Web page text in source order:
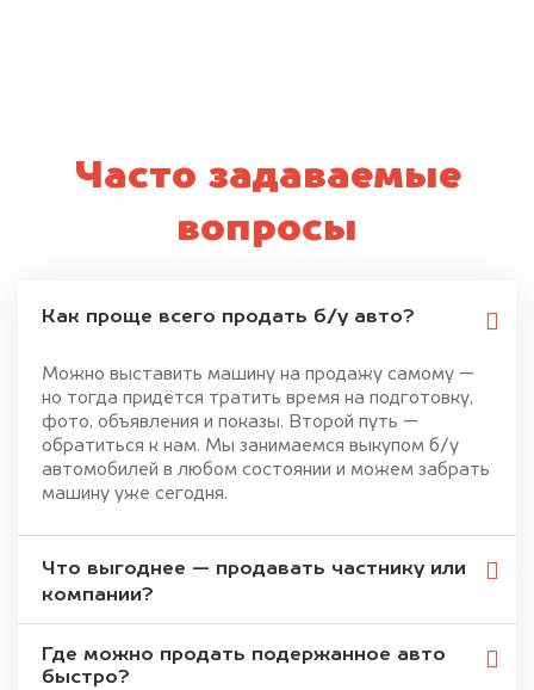
Часто задаваемые
вопросы
Как проще всего продать б/у авто?
Можно выставить машину на продажу самому —
но тогда придётся тратить время на подготовку,
фото, объявления и показы. Второй путь —
обратиться к нам. Мы занимаемся выкупом б/у
автомобилей в любом состоянии и можем забрать
машину уже сегодня.
Что выгоднее — продавать частнику или
компании?
Где можно продать подержанное авто
быстро?